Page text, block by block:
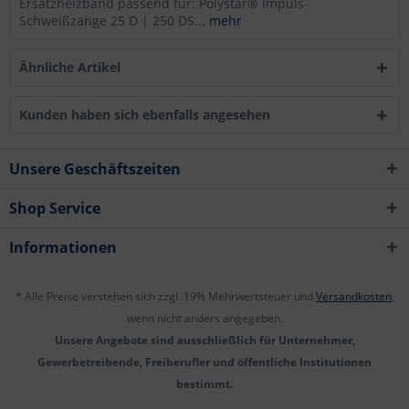
Schweißzange 25 D | 250 DS... mehr
Ähnliche Artikel
Kunden haben sich ebenfalls angesehen
Unsere Geschäftszeiten
Shop Service
Informationen
* Alle Preise verstehen sich zzgl. 19% Mehrwertsteuer und Versandkosten,
wenn nicht anders angegeben.
Unsere Angebote sind ausschließlich für Unternehmer,
Gewerbetreibende, Freiberufler und öffentliche Institutionen
bestimmt.